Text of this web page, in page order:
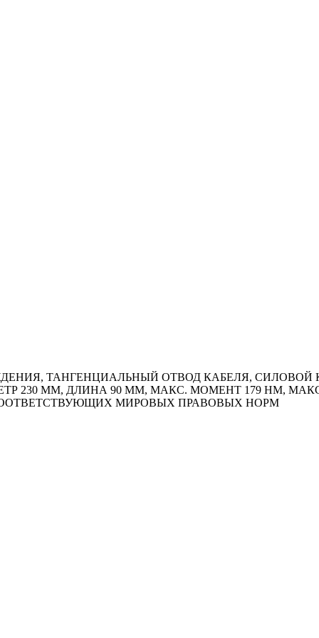
ТАНГЕНЦИАЛЬНЫЙ ОТВОД КАБЕЛЯ, СИЛОВОЙ
230 ММ, ДЛИНА 90 ММ, МАКС. МОМЕНТ 179 HM,
МИРОВЫХ ПРАВОВЫХ НОРМ